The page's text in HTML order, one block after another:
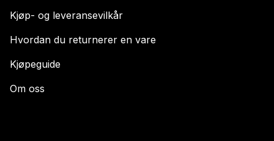
Kjøp- og leveransevilkår
Hvordan du returnerer en vare
Kjøpeguide
Om oss